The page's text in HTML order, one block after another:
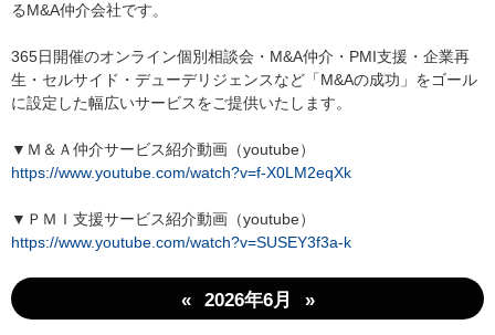
るM&A仲介会社です。
365日開催のオンライン個別相談会・M&A仲介・PMI支援・企業再
生・セルサイド・デューデリジェンスなど「M&Aの成功」をゴール
に設定した幅広いサービスをご提供いたします。
▼Ｍ＆Ａ仲介サービス紹介動画（youtube）
https://www.youtube.com/watch?v=f-X0LM2eqXk
▼ＰＭＩ支援サービス紹介動画（youtube）
https://www.youtube.com/watch?v=SUSEY3f3a-k
« 2026年6月 »